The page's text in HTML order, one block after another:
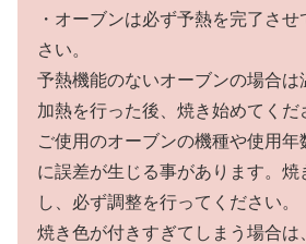
・オーブンは必ず予熱を完了さ
さい。
予熱機能のないオーブンの場合は
加熱を行った後、焼き始めてくだ
ご使用のオーブンの機種や使用年
に誤差が生じる事があります。焼
し、必ず調整を行ってください。
焼き色が付きすぎてしまう場合は